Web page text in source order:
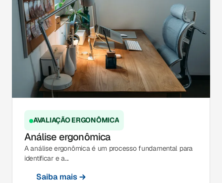
AVALIAÇÃO ERGONÔMICA
Análise ergonômica
A análise ergonômica é um processo fundamental para
identificar e a...
Saiba mais